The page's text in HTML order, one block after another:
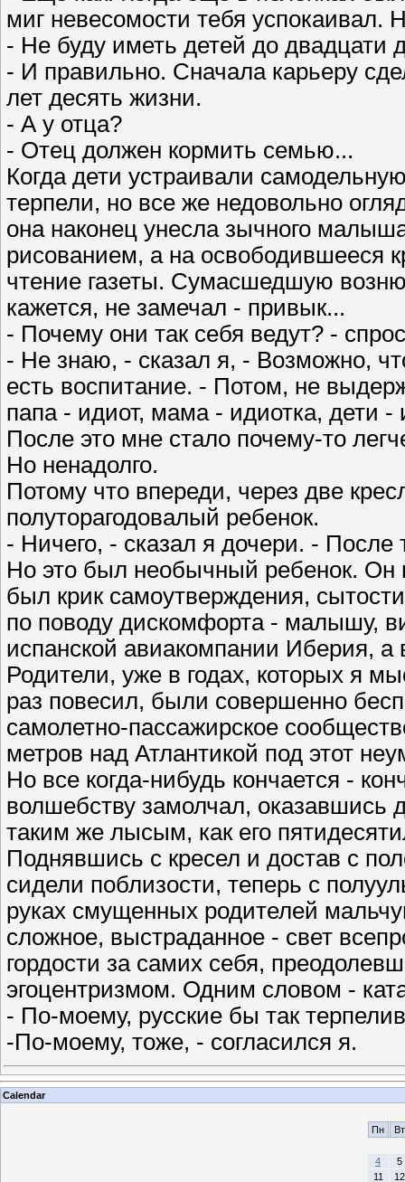
миг невесомости тебя успокаивал.
- Не буду иметь детей до двадцати
- И правильно. Сначала карьеру
лет десять жизни.
- А у отца?
- Отец должен кормить семью...
Когда дети устраивали
терпели, но все же недовольно
она наконец унесла зычного
рисованием, а на освободившееся
чтение газеты. Сумасшедшую
кажется, не замечал - привык...
- Почему они так себя ведут? -
- Не знаю, - сказал я, - Возможно,
есть воспитание. - Потом, не
папа - идиот, мама - идиотка, дети -
После это мне стало почему-то
Но ненадолго.
Потому что впереди, через две
полуторагодовалый ребенок.
- Ничего, - сказал я дочери. - После
Но это был необычный ребенок. Он
был крик самоутверждения,
по поводу дискомфорта - малышу,
испанской авиакомпании Иберия,
Родители, уже в годах, которых я
раз повесил, были совершенно
самолетно-пассажирское
метров над Атлантикой под этот
Но все когда-нибудь кончается -
волшебству замолчал,
таким же лысым, как его
Поднявшись с кресел и достав с
сидели поблизости, теперь с
руках смущенных родителей
сложное, выстраданное - свет
гордости за самих себя,
эгоцентризмом. Одним словом -
- По-моему, русские бы так
-По-моему, тоже, - согласился я.
Calendar
Пн Вт
4
5
11
12